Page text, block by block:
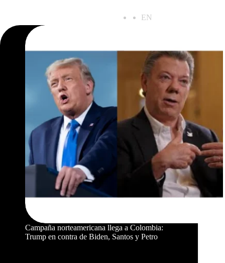
ES EN
Campaña norteamericana llega a Colombia:
Trump en contra de Biden, Santos y Petro